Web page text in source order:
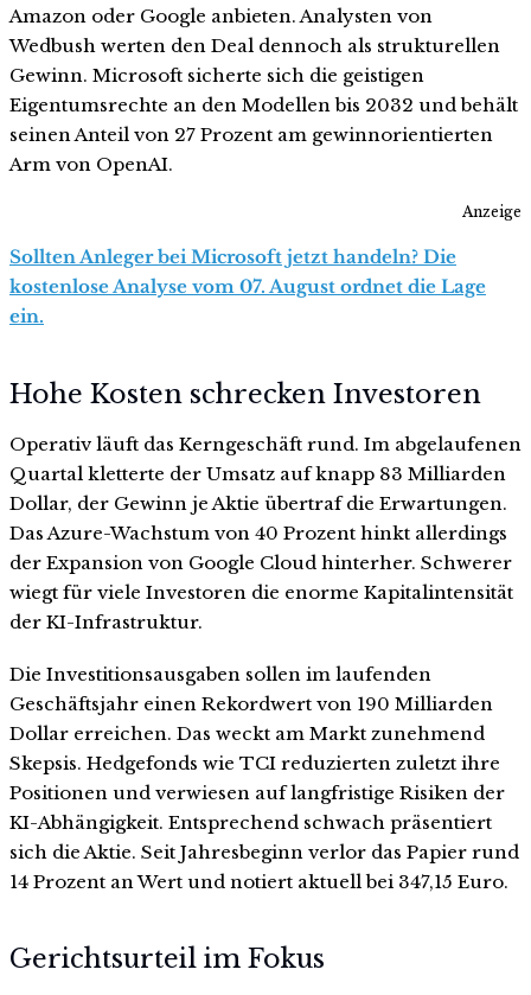
Amazon oder Google anbieten. Analysten von
Wedbush werten den Deal dennoch als strukturellen
Gewinn. Microsoft sicherte sich die geistigen
Eigentumsrechte an den Modellen bis 2032 und behält
seinen Anteil von 27 Prozent am gewinnorientierten
Arm von OpenAI.
Anzeige
Sollten Anleger bei Microsoft jetzt handeln? Die
kostenlose Analyse vom 07. August ordnet die Lage
ein.
Hohe Kosten schrecken Investoren
Operativ läuft das Kerngeschäft rund. Im abgelaufenen
Quartal kletterte der Umsatz auf knapp 83 Milliarden
Dollar, der Gewinn je Aktie übertraf die Erwartungen.
Das Azure-Wachstum von 40 Prozent hinkt allerdings
der Expansion von Google Cloud hinterher. Schwerer
wiegt für viele Investoren die enorme Kapitalintensität
der KI-Infrastruktur.
Die Investitionsausgaben sollen im laufenden
Geschäftsjahr einen Rekordwert von 190 Milliarden
Dollar erreichen. Das weckt am Markt zunehmend
Skepsis. Hedgefonds wie TCI reduzierten zuletzt ihre
Positionen und verwiesen auf langfristige Risiken der
KI-Abhängigkeit. Entsprechend schwach präsentiert
sich die Aktie. Seit Jahresbeginn verlor das Papier rund
14 Prozent an Wert und notiert aktuell bei 347,15 Euro.
Gerichtsurteil im Fokus